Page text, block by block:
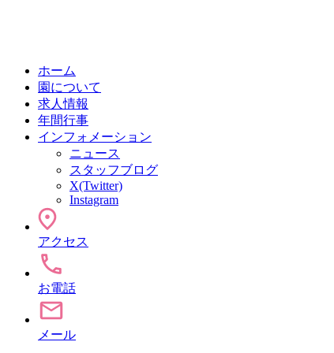
ホーム
園について
求人情報
年間行事
インフォメーション
ニュース
スタッフブログ
X(Twitter)
Instagram
アクセス
お電話
メール